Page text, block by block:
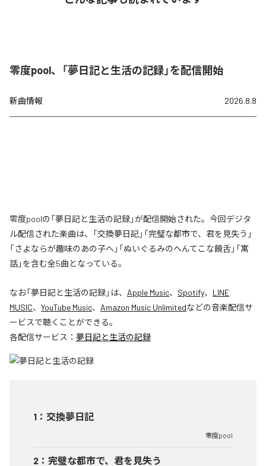
零度pool、「夢日記と生活の記録」を配信開始
新曲情報 2026.8.8
零度poolの「夢日記と生活の記録」が配信開始された。今回デジタ
ル配信された楽曲は、「交換夢日記」「完璧な都市で、君を見失う」
「さよならが趣味のあの子へ」「ぬいぐるみのへんてこな饒舌」「寓
話」を含む全5曲となっている。
なお「夢日記と生活の記録」は、 Apple Music、 Spotify、 LINE
MUSIC、 YouTube Music、 Amazon Music Unlimitedなどの音楽配信サ
ービスで聴くことができる。
各配信サービス： 夢日記と生活の記録
1 ： 交換夢日記
零度pool
2 ： 完璧な都市で、君を見失う